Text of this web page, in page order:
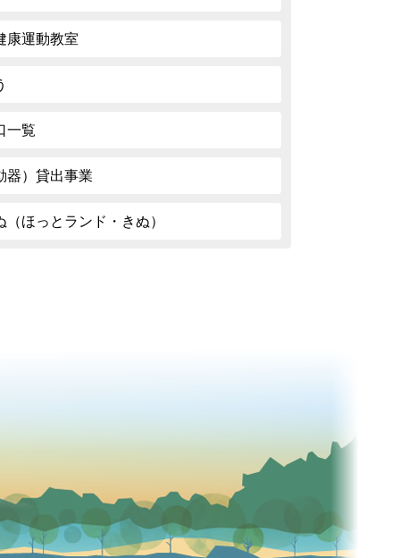
康運動教室
一覧
器）貸出事業
ほっとランド・きぬ）